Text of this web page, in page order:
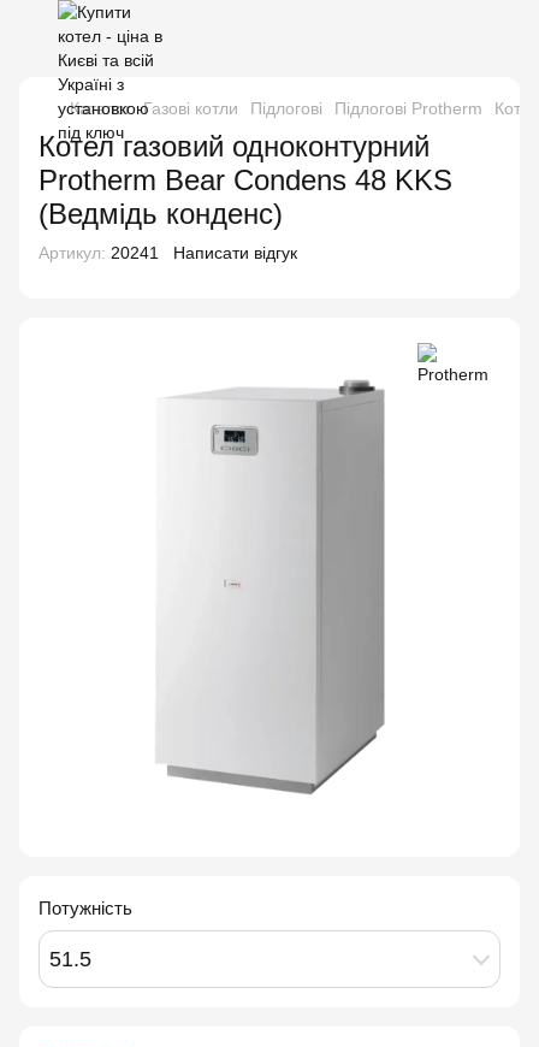
Каталог Газові котли Підлогові Підлогові Protherm
Котел газовий одноконтурний
Protherm Bear Condens 48 KKS
(Ведмідь конденс)
Артикул: 20241 Написати відгук
Потужність
51.5